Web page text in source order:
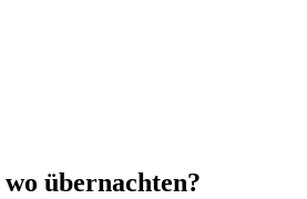
übernachten?